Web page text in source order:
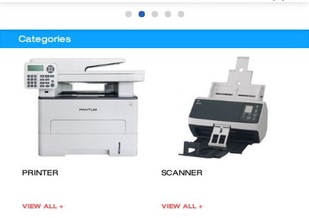
Categories
PROJECTOR
VIEW ALL +
TOWER SERVER
VIEW ALL +